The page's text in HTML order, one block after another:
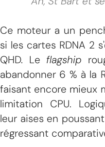
Ce moteur a un
si les cartes RDNA 2
QHD. Le flagship
abandonner 6 % à la
faisant encore mieux
limitation CPU.
leur aises en
régressant